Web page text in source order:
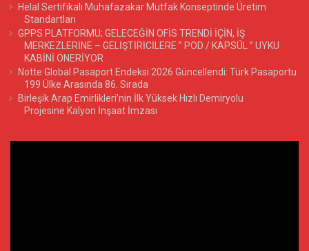
Helal Sertifikalı Muhafazakar Mutfak Konseptinde Üretim
Standartları
GPPS PLATFORMU; GELECEĞİN OFİS TRENDİ İÇİN, İŞ
MERKEZLERİNE – GELİŞTİRİCİLERE ” POD / KAPSÜL ” UYKU
KABİNİ ÖNERİYOR
Notte Global Pasaport Endeksi 2026 Güncellendi: Türk Pasaportu
199 Ülke Arasında 86. Sırada
Birleşik Arap Emirlikleri’nin İlk Yüksek Hızlı Demiryolu
Projesine Kalyon İnşaat İmzası